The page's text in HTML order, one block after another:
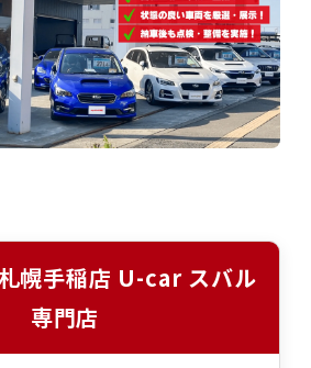
幌手稲店 U-car スバル
専門店